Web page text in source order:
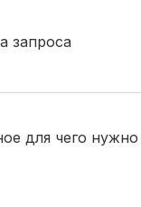
запроса
для чего нужно